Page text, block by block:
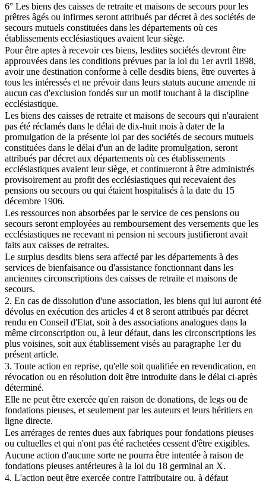
6° Les biens des caisses de retraite et maisons de secours pour les
prêtres âgés ou infirmes seront attribués par décret à des sociétés de
secours mutuels constituées dans les départements où ces
établissements ecclésiastiques avaient leur siège.
Pour être aptes à recevoir ces biens, lesdites sociétés devront être
approuvées dans les conditions prévues par la loi du 1er avril 1898,
avoir une destination conforme à celle desdits biens, être ouvertes à
tous les intéressés et ne prévoir dans leurs statuts aucune amende ni
aucun cas d'exclusion fondés sur un motif touchant à la discipline
ecclésiastique.
Les biens des caisses de retraite et maisons de secours qui n'auraient
pas été réclamés dans le délai de dix-huit mois à dater de la
promulgation de la présente loi par des sociétés de secours mutuels
constituées dans le délai d'un an de ladite promulgation, seront
attribués par décret aux départements où ces établissements
ecclésiastiques avaient leur siège, et continueront à être administrés
provisoirement au profit des ecclésiastiques qui recevaient des
pensions ou secours ou qui étaient hospitalisés à la date du 15
décembre 1906.
Les ressources non absorbées par le service de ces pensions ou
secours seront employées au remboursement des versements que les
ecclésiastiques ne recevant ni pension ni secours justifieront avait
faits aux caisses de retraites.
Le surplus desdits biens sera affecté par les départements à des
services de bienfaisance ou d'assistance fonctionnant dans les
anciennes circonscriptions des caisses de retraite et maisons de
secours.
2. En cas de dissolution d'une association, les biens qui lui auront été
dévolus en exécution des articles 4 et 8 seront attribués par décret
rendu en Conseil d'Etat, soit à des associations analogues dans la
même circonscription ou, à leur défaut, dans les circonscriptions les
plus voisines, soit aux établissement visés au paragraphe 1er du
présent article.
3. Toute action en reprise, qu'elle soit qualifiée en revendication, en
révocation ou en résolution doit être introduite dans le délai ci-après
déterminé.
Elle ne peut être exercée qu'en raison de donations, de legs ou de
fondations pieuses, et seulement par les auteurs et leurs héritiers en
ligne directe.
Les arrérages de rentes dues aux fabriques pour fondations pieuses
ou cultuelles et qui n'ont pas été rachetées cessent d'être exigibles.
Aucune action d'aucune sorte ne pourra être intentée à raison de
fondations pieuses antérieures à la loi du 18 germinal an X.
4. L'action peut être exercée contre l'attributaire ou, à défaut